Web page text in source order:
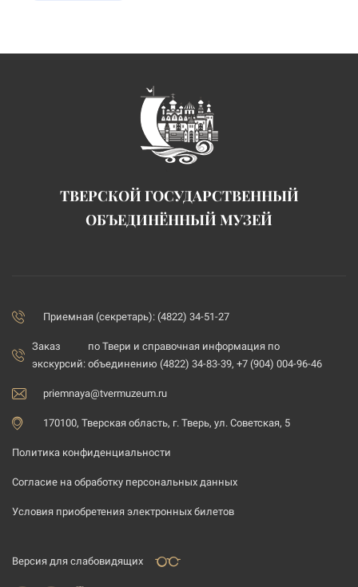
ТВЕРСКОЙ ГОСУДАРСТВЕННЫЙ
ОБЪЕДИНЁННЫЙ МУЗЕЙ
Приемная (секретарь): (4822) 34-51-27
Заказ
экскурсий:
по Твери и справочная информация по
объединению (4822) 34-83-39, +7 (904) 004-96-46
priemnaya@tvermuzeum.ru
170100, Тверская область, г. Тверь, ул. Советская, 5
Политика конфиденциальности
Согласие на обработку персональных данных
Условия приобретения электронных билетов
Версия для слабовидящих